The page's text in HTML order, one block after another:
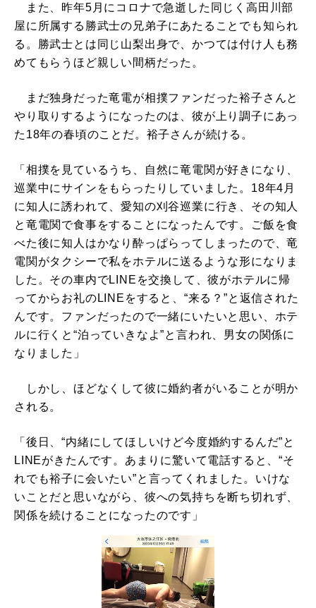
また、昨年5月にコロナで急逝した同じく高田川部
屋に所属する勝武士の兄弟子にあたることでも知られ
る。勝武士とは同じ山梨出身で、かつては付け人も務
めてもらうほど親しい間柄だった。
まだ独身だった竜電が相撲ファンだった裕子さんと
やり取りするようになったのは、彼が上り調子にあっ
た18年の春頃のことだ。裕子さんが続ける。
「相撲を見ているうち、自然に竜電関が好きになり、
巡業中にサインをもらったりしていました。18年4月
に知人に誘われて、愛知の刈谷巡業に行き、その知人
と竜電関で食事をすることになったんです。ご飯を食
べた後に知人はかなり酔っぱらってしまったので、竜
電関がタクシーで私をホテルに送るような形になりま
した。その車内でLINEを交換して、彼がホテルに帰
ってからお礼のLINEをすると、“来る？”と返信された
んです。ファンだったので一緒にいたいと思い、ホテ
ルに行くと“泊っていきなよ”と言われ、男女の関係に
なりました」
しかし、ほどなくして彼に婚約者がいることが明か
される。
「後日、“内緒にしてほしいけど今度婚約するんだ”と
LINEがきたんです。あまりに驚いて電話すると、“そ
れでも裕子に会いたい”と言ってくれました。いけな
いことだと思いながら、彼への気持ちを断ち切れず、
関係を続けることになったのです」